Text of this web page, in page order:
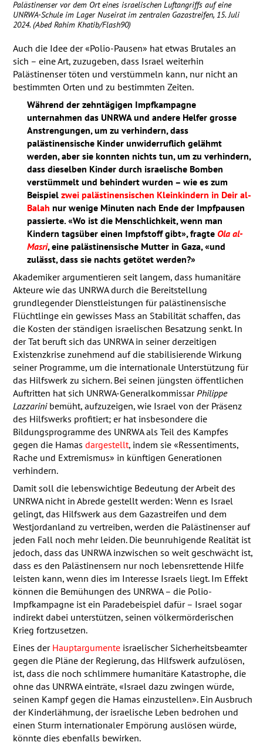
Palästinenser vor dem Ort eines israelischen Luftangriffs auf eine
UNRWA-Schule im Lager Nuseirat im zentralen Gazastreifen, 15. Juli
2024. (Abed Rahim Khatib/Flash90)
Auch die Idee der «Polio-Pausen» hat etwas Brutales an
sich – eine Art, zuzugeben, dass Israel weiterhin
Palästinenser töten und verstümmeln kann, nur nicht an
bestimmten Orten und zu bestimmten Zeiten.
Während der zehntägigen Impfkampagne
unternahmen das UNRWAund andere Helfer grosse
Anstrengungen, um zu verhindern, dass
palästinensische Kinder unwiderruflich gelähmt
werden, aber sie konnten nichts tun, um zu verhindern,
dass dieselben Kinder durch israelische Bomben
verstümmelt und behindert wurden – wie es zum
Beispiel zwei palästinensischen Kleinkindern in Deir al-
Balah nur wenige Minuten nach Ende der Impfpausen
passierte. «Wo ist die Menschlichkeit, wenn man
Kindern tagsüber einen Impfstoff gibt», fragte Ola al-
Masri, eine palästinensische Mutter in Gaza, «und
zulässt, dass sie nachts getötet werden?»
Akademiker argumentieren seit langem, dass humanitäre
Akteure wie das UNRWAdurch die Bereitstellung
grundlegender Dienstleistungen für palästinensische
Flüchtlinge ein gewisses Mass an Stabilität schaffen, das
die Kosten der ständigen israelischen Besatzung senkt. In
der Tat beruft sich das UNRWAin seiner derzeitigen
Existenzkrise zunehmend auf die stabilisierende Wirkung
seiner Programme, um die internationale Unterstützung für
das Hilfswerk zu sichern. Bei seinen jüngsten öffentlichen
Auftritten hat sich UNRWA-GeneralkommissarPhilippe
Lazzarinibemüht, aufzuzeigen, wie Israel von der Präsenz
des Hilfswerks profitiert; er hat insbesondere die
Bildungsprogramme des UNRWAals Teil des Kampfes
gegen die Hamas dargestellt, indem sie «Ressentiments,
Rache und Extremismus» in künftigen Generationen
verhindern.
Damit soll die lebenswichtige Bedeutung der Arbeit des
UNRWAnicht in Abrede gestellt werden: Wenn es Israel
gelingt, das Hilfswerk aus dem Gazastreifen und dem
Westjordanland zu vertreiben, werden die Palästinenser auf
jeden Fall noch mehr leiden. Die beunruhigende Realität ist
jedoch, dass das UNRWAinzwischen so weit geschwächt ist,
dass es den Palästinensern nur noch lebensrettende Hilfe
leisten kann, wenn dies im Interesse Israels liegt. Im Effekt
können die Bemühungen des UNRWA– die Polio-
Impfkampagne ist ein Paradebeispiel dafür – Israel sogar
indirekt dabei unterstützen, seinen völkermörderischen
Krieg fortzusetzen.
Eines der Hauptargumenteisraelischer Sicherheitsbeamter
gegen die Pläne der Regierung, das Hilfswerk aufzulösen,
ist, dass die noch schlimmere humanitäre Katastrophe, die
ohne das UNRWAeinträte, «Israel dazu zwingen würde,
seinen Kampf gegen die Hamas einzustellen». Ein Ausbruch
der Kinderlähmung, der israelische Leben bedrohen und
einen Sturm internationaler Empörung auslösen würde,
könnte dies ebenfalls bewirken.